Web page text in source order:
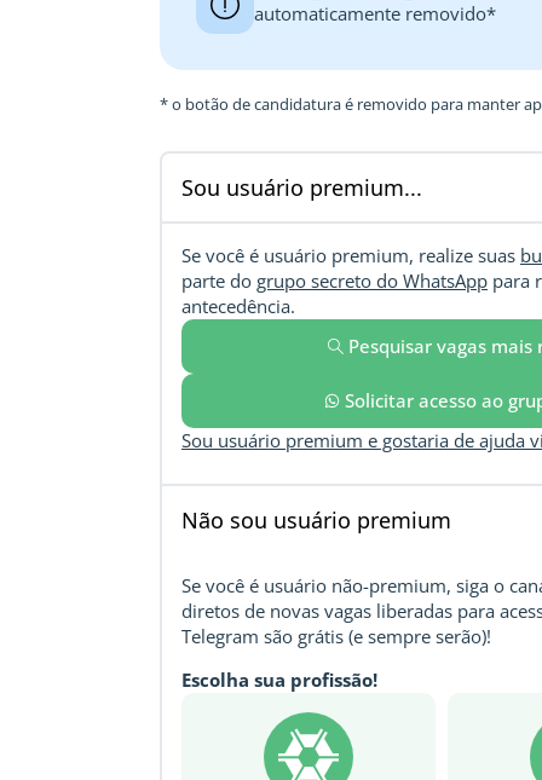
automaticamente removido*
* o botão de candidatura é removido para manter
Sou usuário premium...
Se você é usuário premium, realize suas
parte do grupo secreto do WhatsApp para
antecedência.
Pesquisar vagas
Solicitar acesso ao
Sou usuário premium e gostaria de ajuda
Não sou usuário premium
Se você é usuário não-premium, siga o
diretos de novas vagas liberadas para
Telegram são grátis (e sempre serão)!
Escolha sua profissão!